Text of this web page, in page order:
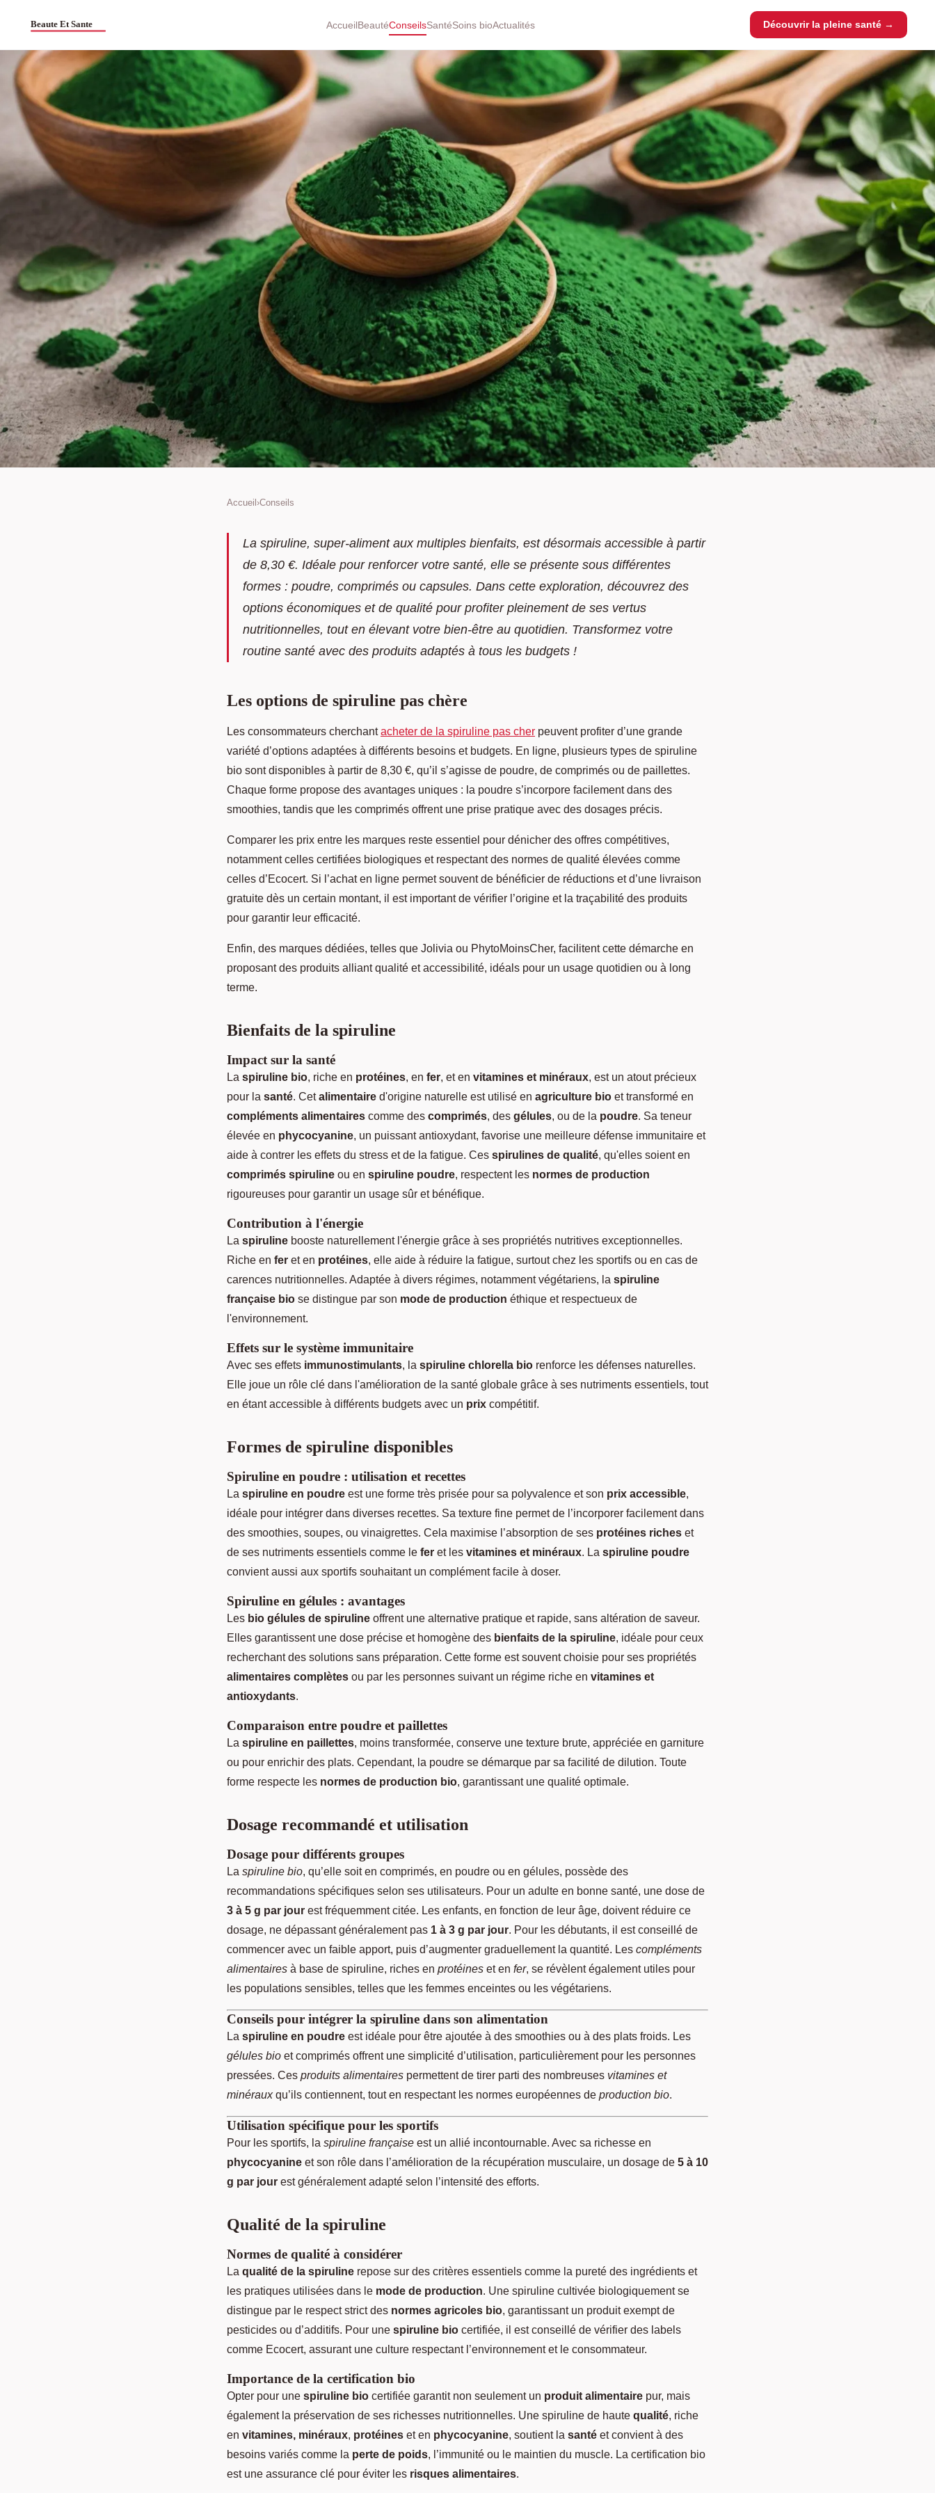
AccueilBeautéConseilsSantéSoins bioActualités Découvrir la pleine santé →
Découvrez la spiruline pas cher :
bienfaits et produits à partir de 8,30 €
Accueil ›Conseils
La spiruline, super-aliment aux multiples bienfaits, est désormais accessible à partir
de 8,30 €. Idéale pour renforcer votre santé, elle se présente sous différentes
formes : poudre, comprimés ou capsules. Dans cette exploration, découvrez des
options économiques et de qualité pour profiter pleinement de ses vertus
nutritionnelles, tout en élevant votre bien-être au quotidien. Transformez votre
routine santé avec des produits adaptés à tous les budgets !
Les options de spiruline pas chère
Les consommateurs cherchantacheter de la spiruline pas cher peuvent profiter d’une grande
variété d’options adaptées à différents besoins et budgets. En ligne, plusieurs types de spiruline
bio sont disponibles à partir de 8,30 €, qu’il s’agisse de poudre, de comprimés ou de paillettes.
Chaque forme propose des avantages uniques : la poudre s’incorpore facilement dans des
smoothies, tandis que les comprimés offrent une prise pratique avec des dosages précis.
Comparer les prix entre les marques reste essentiel pour dénicher des offres compétitives,
notamment celles certifiées biologiques et respectant des normes de qualité élevées comme
celles d’Ecocert. Si l’achat en ligne permet souvent de bénéficier de réductions et d’une livraison
gratuite dès un certain montant, il est important de vérifier l’origine et la traçabilité des produits
pour garantir leur efficacité.
Enfin, des marques dédiées, telles que Jolivia ou PhytoMoinsCher, facilitent cette démarche en
proposant des produits alliant qualité et accessibilité, idéals pour un usage quotidien ou à long
terme.
Bienfaits de la spiruline
Impact sur la santé
La spiruline bio, riche en protéines, en fer, et en vitamines et minéraux, est un atout précieux
pour la santé. Cetalimentaire d'origine naturelle est utilisé en agriculture bio et transformé en
compléments alimentaires comme des comprimés, des gélules, ou de la poudre. Sa teneur
élevée en phycocyanine, un puissant antioxydant, favorise une meilleure défense immunitaire et
aide à contrer les effets du stress et de la fatigue. Ces spirulines de qualité, qu'elles soient en
comprimés spiruline ou en spiruline poudre, respectent les normes de production
rigoureuses pour garantir un usage sûr et bénéfique.
Contribution à l'énergie
La spiruline booste naturellement l'énergie grâce à ses propriétés nutritives exceptionnelles.
Riche en fer et en protéines, elle aide à réduire la fatigue, surtout chez les sportifs ou en cas de
carences nutritionnelles. Adaptée à divers régimes, notamment végétariens, la spiruline
française bio se distingue par son mode de production éthique et respectueux de
l'environnement.
Effets sur le système immunitaire
Avec ses effets immunostimulants, la spiruline chlorella bio renforce les défenses naturelles.
Elle joue un rôle clé dans l'amélioration de la santé globale grâce à ses nutriments essentiels, tout
en étant accessible à différents budgets avec un prix compétitif.
Formes de spiruline disponibles
Spiruline en poudre : utilisation et recettes
La spiruline en poudre est une forme très prisée pour sa polyvalence et son prix accessible,
idéale pour intégrer dans diverses recettes. Sa texture fine permet de l’incorporer facilement dans
des smoothies, soupes, ou vinaigrettes. Cela maximise l’absorption de ses protéines riches et
de ses nutriments essentiels comme le fer et les vitamines et minéraux. La spiruline poudre
convient aussi aux sportifs souhaitant un complément facile à doser.
Spiruline en gélules : avantages
Les bio gélules de spiruline offrent une alternative pratique et rapide, sans altération de saveur.
Elles garantissent une dose précise et homogène des bienfaits de la spiruline, idéale pour ceux
recherchant des solutions sans préparation. Cette forme est souvent choisie pour ses propriétés
alimentaires complètes ou par les personnes suivant un régime riche en vitamines et
antioxydants.
Comparaison entre poudre et paillettes
La spiruline en paillettes, moins transformée, conserve une texture brute, appréciée en garniture
ou pour enrichir des plats. Cependant, la poudre se démarque par sa facilité de dilution. Toute
forme respecte les normes de production bio, garantissant une qualité optimale.
Dosage recommandé et utilisation
Dosage pour différents groupes
La spiruline bio, qu’elle soit en comprimés, en poudre ou en gélules, possède des
recommandations spécifiques selon ses utilisateurs. Pour un adulte en bonne santé, une dose de
3 à 5 g par jour est fréquemment citée. Les enfants, en fonction de leur âge, doivent réduire ce
dosage, ne dépassant généralement pas 1 à 3 g par jour. Pour les débutants, il est conseillé de
commencer avec un faible apport, puis d’augmenter graduellement la quantité. Les compléments
alimentaires à base de spiruline, riches en protéines et en fer, se révèlent également utiles pour
les populations sensibles, telles que les femmes enceintes ou les végétariens.
Conseils pour intégrer la spiruline dans son alimentation
La spiruline en poudre est idéale pour être ajoutée à des smoothies ou à des plats froids. Les
gélules bio et comprimés offrent une simplicité d’utilisation, particulièrement pour les personnes
pressées. Ces produits alimentaires permettent de tirer parti des nombreuses vitamines et
minérauxqu’ils contiennent, tout en respectant les normes européennes de production bio.
Utilisation spécifique pour les sportifs
Pour les sportifs, la spiruline française est un allié incontournable. Avec sa richesse en
phycocyanine et son rôle dans l’amélioration de la récupération musculaire, un dosage de 5 à 10
g par jour est généralement adapté selon l’intensité des efforts.
Qualité de la spiruline
Normes de qualité à considérer
La qualité de la spiruline repose sur des critères essentiels comme la pureté des ingrédients et
les pratiques utilisées dans le mode de production. Une spiruline cultivée biologiquement se
distingue par le respect strict des normes agricoles bio, garantissant un produit exempt de
pesticides ou d’additifs. Pour une spiruline bio certifiée, il est conseillé de vérifier des labels
comme Ecocert, assurant une culture respectant l’environnement et le consommateur.
Importance de la certification bio
Opter pour une spiruline bio certifiée garantit non seulement un produit alimentaire pur, mais
également la préservation de ses richesses nutritionnelles. Une spiruline de haute qualité, riche
en vitamines, minéraux, protéines et en phycocyanine, soutient la santé et convient à des
besoins variés comme la perte de poids, l’immunité ou le maintien du muscle. La certification bio
est une assurance clé pour éviter les risques alimentaires.